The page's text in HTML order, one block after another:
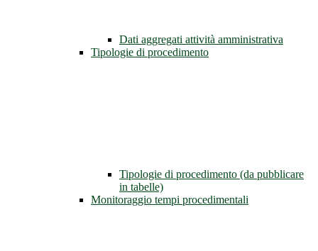
Dati aggregati attività amministrativa
Tipologie di procedimento
Tipologie di procedimento (da pubblicare
in tabelle)
Monitoraggio tempi procedimentali